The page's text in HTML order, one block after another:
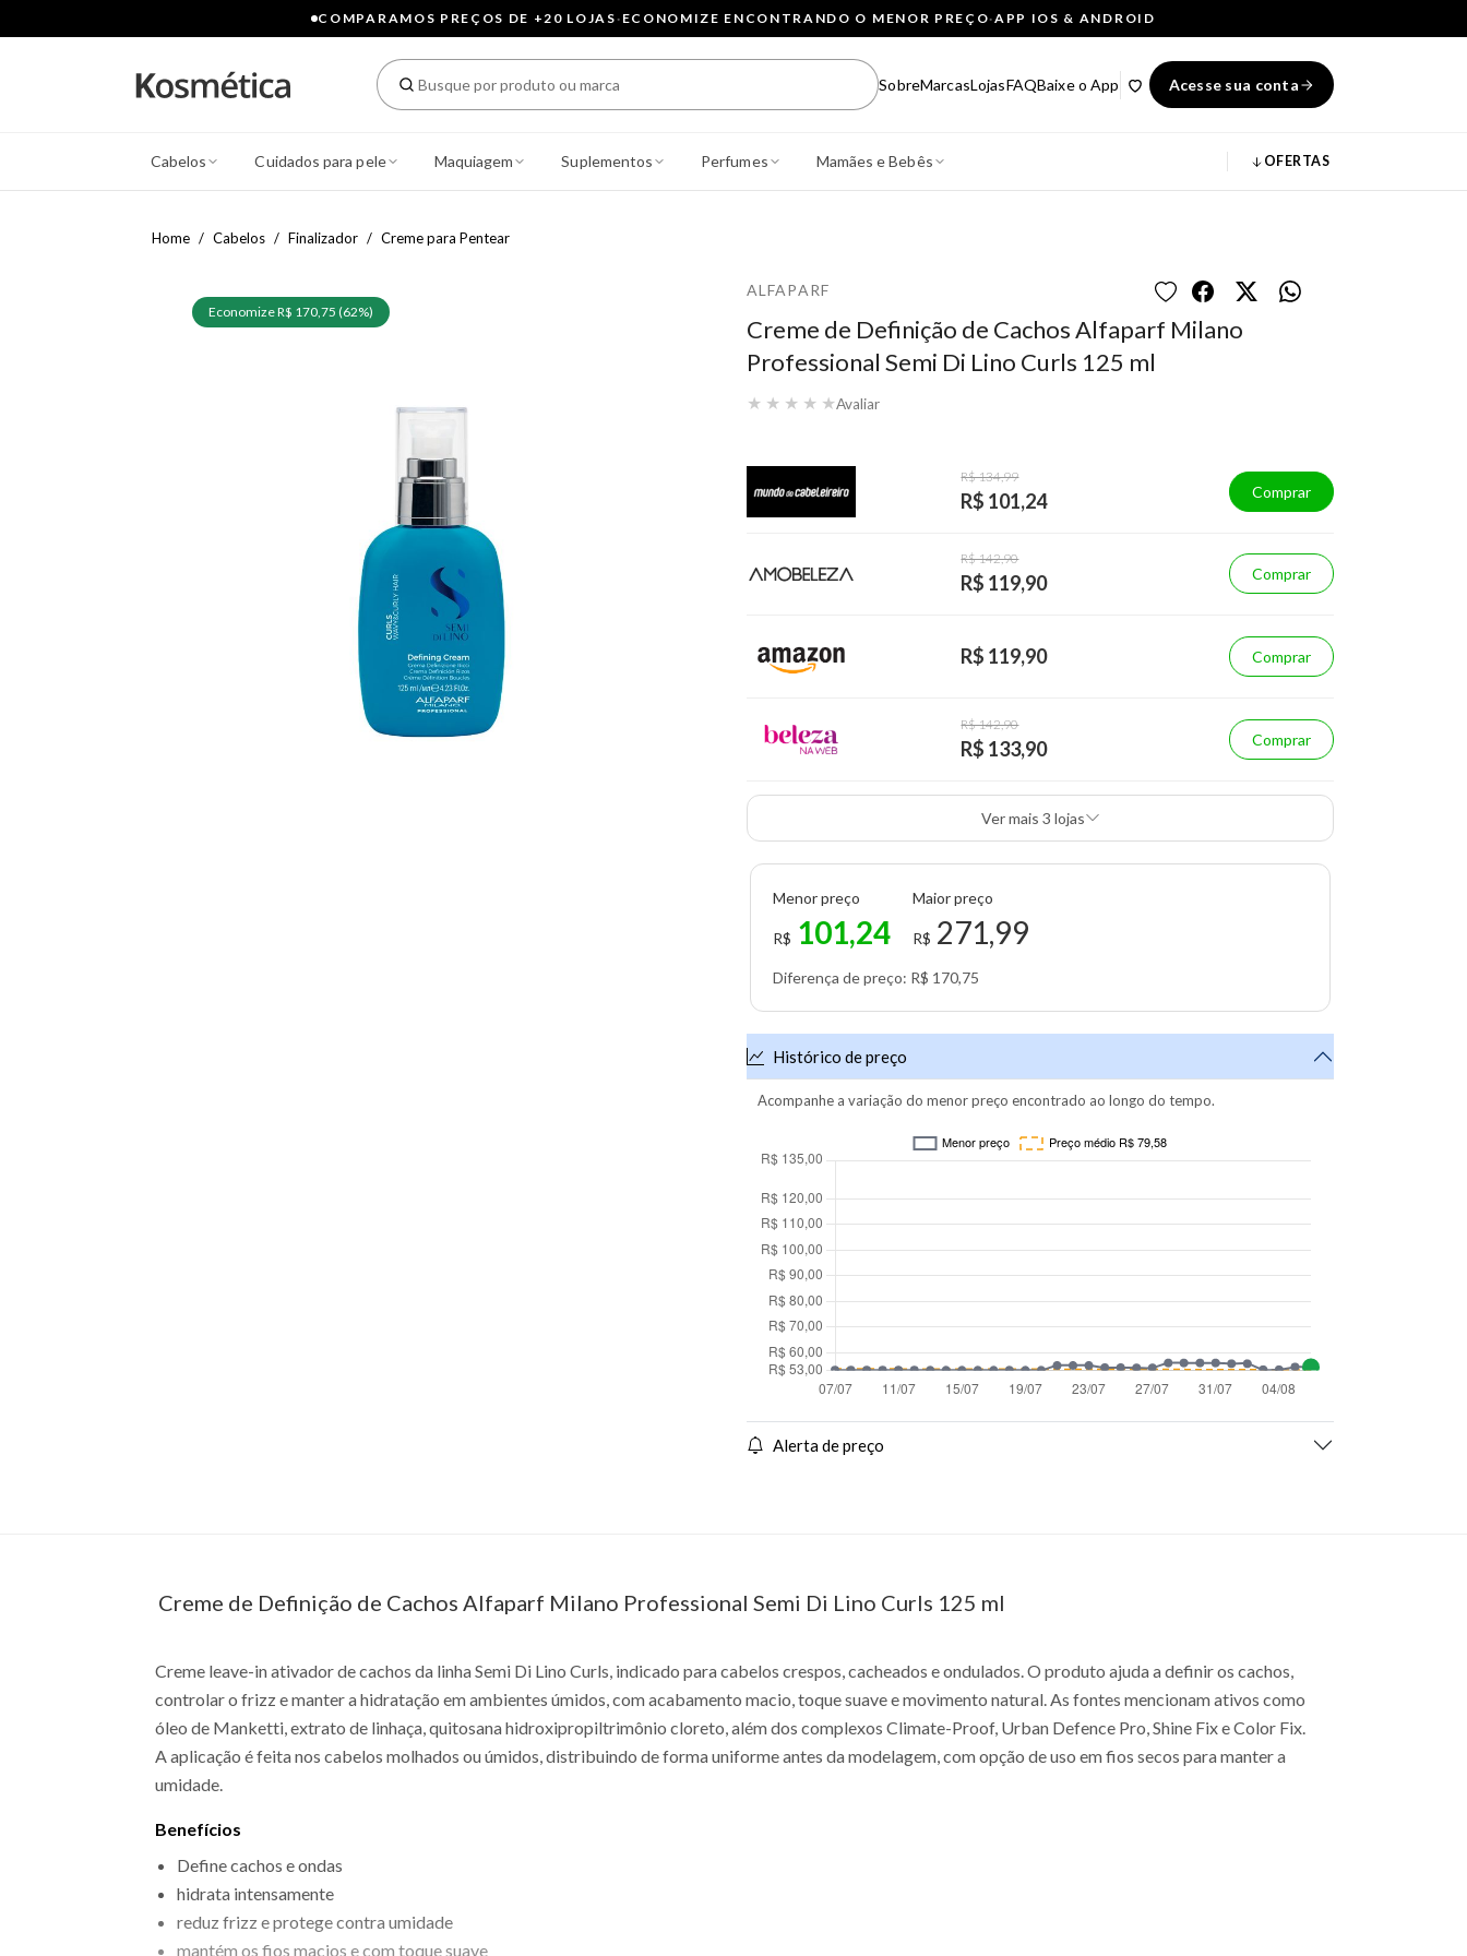
COMPARAMOS PREÇOS DE +20 LOJAS· ECONOMIZE ENCONTRANDO O MENOR PREÇO·APP IOS & ANDROID
SobreMarcasLojasFAQBaixe o App Acesse sua conta
Cabelos Cuidados para pele Maquiagem Suplementos Perfumes Mamães e Bebês OFERTAS
Home Cabelos Finalizador Creme para Pentear
Economize R$ 170,75 (62%)
ALFAPARF
Creme de Definição de Cachos Alfaparf Milano
Professional Semi Di Lino Curls 125 ml
★ ★ ★ ★ ★Avaliar
R$ 134,99
R$ 101,24 Comprar
R$ 142,90
R$ 119,90 Comprar
R$ 119,90 Comprar
R$ 142,90
R$ 133,90 Comprar
Ver mais 3 lojas
Menor preço
R$ 101,24
Maior preço
R$ 271,99
Diferença de preço: R$ 170,75
Histórico de preço
Acompanhe a variação do menor preço encontrado ao longo do tempo.
Alerta de preço
Creme de Definição de Cachos Alfaparf Milano Professional Semi Di Lino Curls 125 ml
Creme leave-in ativador de cachos da linha Semi Di Lino Curls, indicado para cabelos crespos, cacheados e ondulados. O produto ajuda a definir os cachos,
controlar o frizz e manter a hidratação em ambientes úmidos, com acabamento macio, toque suave e movimento natural. As fontes mencionam ativos como
óleo de Manketti, extrato de linhaça, quitosana hidroxipropiltrimônio cloreto, além dos complexos Climate-Proof, Urban Defence Pro, Shine Fix e Color Fix.
A aplicação é feita nos cabelos molhados ou úmidos, distribuindo de forma uniforme antes da modelagem, com opção de uso em fios secos para manter a
umidade.
Benefícios
Define cachos e ondas
hidrata intensamente
reduz frizz e protege contra umidade
mantém os fios macios e com toque suave